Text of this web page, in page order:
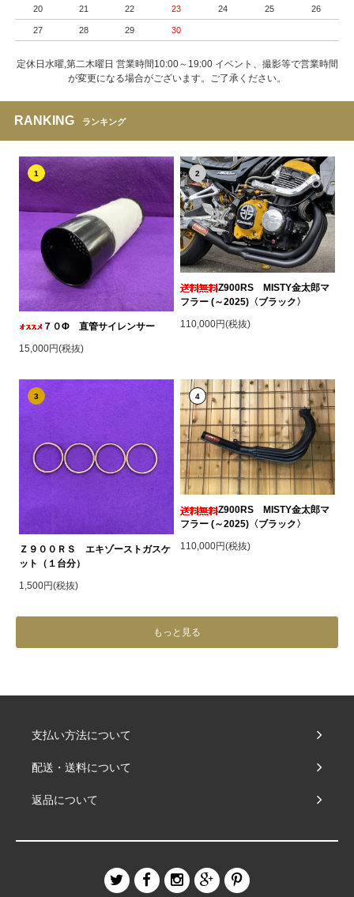
20 21 22 23 24 25 26
27 28 29 30
定休日水曜,第二木曜日 営業時間10:00～19:00 イベント、撮影等で営業時間
が変更になる場合がございます。ご了承ください。
RANKING ランキング
1
７０Φ 直管サイレンサー
15,000円(税抜)
2
Z900RS MISTY金太郎マ
フラー (～2025)〈ブラック〉
110,000円(税抜)
3
Ｚ９００ＲＳ エキゾーストガスケ
ット（１台分）
1,500円(税抜)
4
Z900RS MISTY金太郎マ
フラー (～2025)〈ブラック〉
110,000円(税抜)
もっと見る
支払い方法について
配送・送料について
返品について